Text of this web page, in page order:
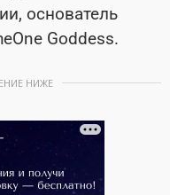
основатель
Goddess.
НИЖЕ